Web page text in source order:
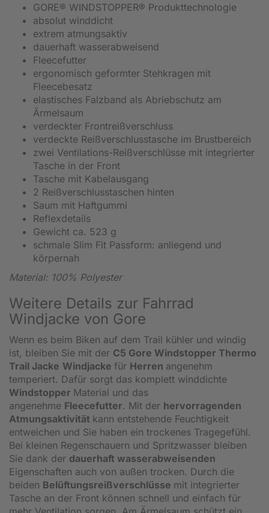
GORE® WINDSTOPPER® Produkttechnologie
absolut winddicht
extrem atmungsaktiv
dauerhaft wasserabweisend
Fleecefutter
ergonomisch geformter Stehkragen mit
Fleecebesatz
elastisches Falzband als Abriebschutz am
Ärmelsaum
verdeckter Frontreißverschluss
verdeckte Reißverschlusstasche im Brustbereich
zwei Ventilations-Reißverschlüsse mit integrierter
Tasche in der Front
Tasche mit Kabelausgang
2 Reißverschlusstaschen hinten
Saum mit Haftgummi
Reflexdetails
Gewicht ca. 523 g
schmale Slim Fit Passform: anliegend und
körpernah
Material: 100% Polyester
Weitere Details zur Fahrrad
Windjacke von Gore
Wenn es beim Biken auf dem Trail kühler und windig
ist, bleiben Sie mit der C5 Gore Windstopper Thermo
Trail Jacke Windjacke für Herren angenehm
temperiert. Dafür sorgt das komplett winddichte
Windstopper Material und das
angenehme Fleecefutter. Mit der hervorragenden
Atmungsaktivität kann entstehende Feuchtigkeit
entweichen und Sie haben ein trockenes Tragegefühl.
Bei kleinen Regenschauern und Spritzwasser bleiben
Sie dank der dauerhaft wasserabweisenden
Eigenschaften auch von außen trocken. Durch die
beiden Belüftungsreißverschlüsse mit integrierter
Tasche an der Front können schnell und einfach für